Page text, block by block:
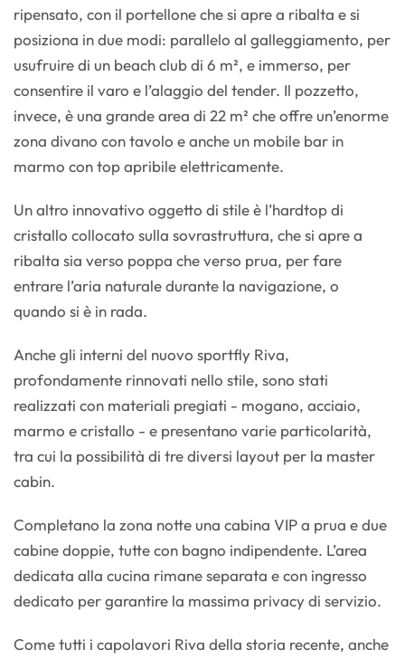
ripensato, con il portellone che si apre a ribalta e si
posiziona in due modi: parallelo al galleggiamento, per
usufruire di un beach club di 6 m², e immerso, per
consentire il varo e l’alaggio del tender. Il pozzetto,
invece, è una grande area di 22 m² che offre un’enorme
zona divano con tavolo e anche un mobile bar in
marmo con top apribile elettricamente.
Un altro innovativo oggetto di stile è l’hardtop di
cristallo collocato sulla sovrastruttura, che si apre a
ribalta sia verso poppa che verso prua, per fare
entrare l’aria naturale durante la navigazione, o
quando si è in rada.
Anche gli interni del nuovo sportfly Riva,
profondamente rinnovati nello stile, sono stati
realizzati con materiali pregiati - mogano, acciaio,
marmo e cristallo - e presentano varie particolarità,
tra cui la possibilità di tre diversi layout per la master
cabin.
Completano la zona notte una cabina VIP a prua e due
cabine doppie, tutte con bagno indipendente. L’area
dedicata alla cucina rimane separata e con ingresso
dedicato per garantire la massima privacy di servizio.
Come tutti i capolavori Riva della storia recente, anche